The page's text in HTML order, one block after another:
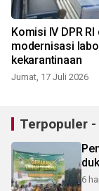
Komisi IV DPR
modernisasi
kekarantinaan
Jumat, 17 Juli 2026
Terpopuler
6